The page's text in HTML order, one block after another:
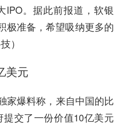
IPO。据此前报道，软银
极准备，希望吸纳更多的
）
美元
家爆料称，来自中国的比
交了一份价值10亿美元